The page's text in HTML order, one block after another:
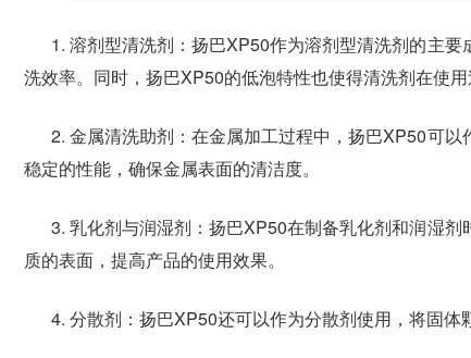
1. 溶剂型清洗剂：扬巴XP50作为溶剂型清洗剂的主
洗效率。同时，扬巴XP50的低泡特性也使得清洗剂在使用
2. 金属清洗助剂：在金属加工过程中，扬巴XP50可
稳定的性能，确保金属表面的清洁度。
3. 乳化剂与润湿剂：扬巴XP50在制备乳化剂和润湿
质的表面，提高产品的使用效果。
4. 分散剂：扬巴XP50还可以作为分散剂使用，将固